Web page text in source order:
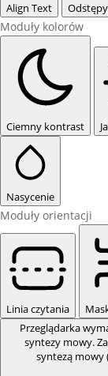
Align Text
Moduły kolorów
Ciemny kontrast
Nasycenie
Moduły orientacji
Linia czytania
Przeglądarka
syntezy mowy.
syntezą mowy